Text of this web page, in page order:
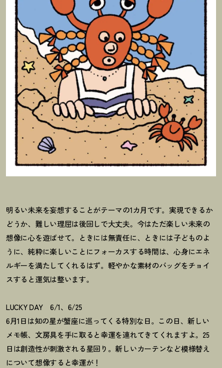
明るい未来を妄想することがテーマの1カ月です。実現できるか
どうか、難しい理屈は後回しで大丈夫。今はただ楽しい未来の
想像に心を遊ばせて。ときには無責任に、ときには子どものよ
うに、純粋に楽しいことにフォーカスする時間は、心身にエネ
ルギーを満たしてくれるはず。軽やかな素材のバッグをチョイ
スすると運気は整います。
LUCKY DAY 6/1、6/25
6月1日は知の星が蟹座に巡ってくる特別な日。この日、新しい
メモ帳、文房具を手に取ると幸運を連れてきてくれますよ。25
日は創造性が刺激される星回り。新しいカーテンなど模様替え
について想像すると幸運が ！